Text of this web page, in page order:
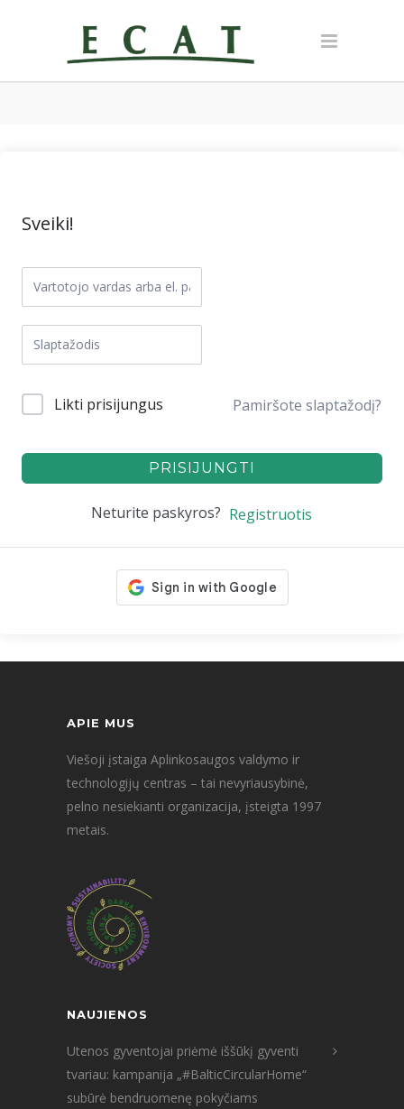
Sveiki!
Likti prisijungus Pamiršote slaptažodį?
PRISIJUNGTI
Neturite paskyros? Registruotis
APIE MUS
Viešoji įstaiga Aplinkosaugos valdymo ir
technologijų centras – tai nevyriausybinė,
pelno nesiekianti organizacija, įsteigta 1997
metais.
NAUJIENOS
Utenos gyventojai priėmė iššūkį gyventi
tvariau: kampanija „#BalticCircularHome“
subūrė bendruomenę pokyčiams